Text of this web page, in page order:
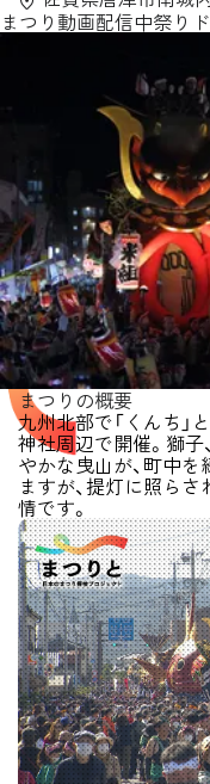
まつり動画配信中祭り
まつりの概要
九州北部で「くんち」
神社周辺で開催。獅子
やかな曳山が、町中
ますが、提灯に照ら
情です。